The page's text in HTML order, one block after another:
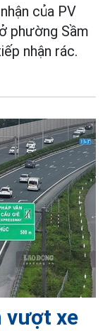
của PV
ở phường Sầm
nhận rác.
vượt xe